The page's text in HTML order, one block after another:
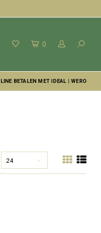
0
BETALEN MET IDEAL | WERO
24